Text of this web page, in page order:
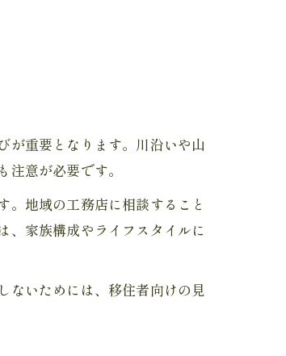
が重要となります。川沿いや山
意が必要です。
。地域の工務店に相談すること
、家族構成やライフスタイルに
ないためには、移住者向けの見